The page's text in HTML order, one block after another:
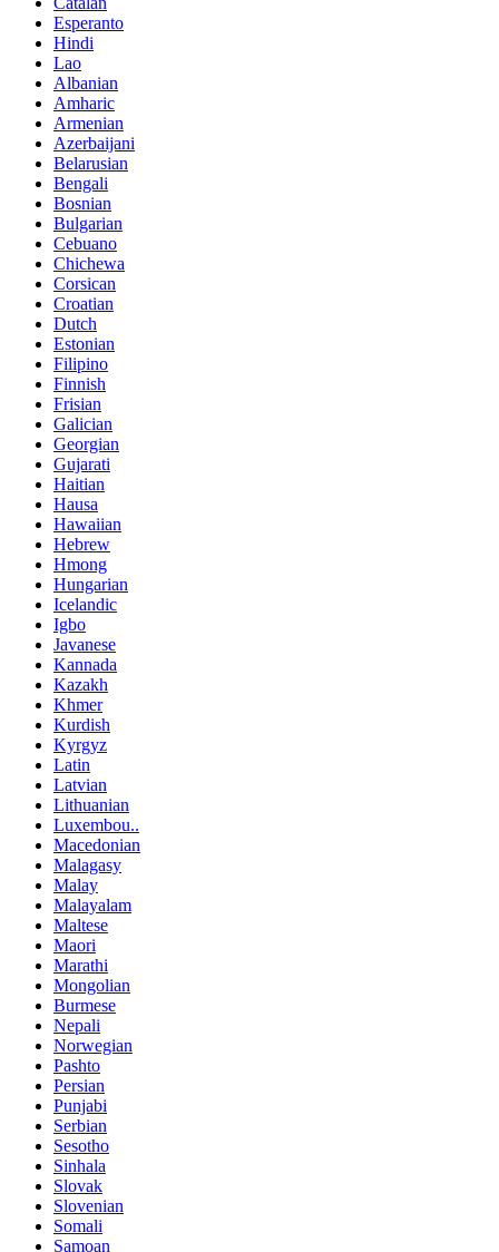
Esperanto
Hindi
Lao
Albanian
Amharic
Armenian
Azerbaijani
Belarusian
Bengali
Bosnian
Bulgarian
Cebuano
Chichewa
Corsican
Croatian
Dutch
Estonian
Filipino
Finnish
Frisian
Galician
Georgian
Gujarati
Haitian
Hausa
Hawaiian
Hebrew
Hmong
Hungarian
Icelandic
Igbo
Javanese
Kannada
Kazakh
Khmer
Kurdish
Kyrgyz
Latin
Latvian
Lithuanian
Luxembou..
Macedonian
Malagasy
Malay
Malayalam
Maltese
Maori
Marathi
Mongolian
Burmese
Nepali
Norwegian
Pashto
Persian
Punjabi
Serbian
Sesotho
Sinhala
Slovak
Slovenian
Somali
Samoan